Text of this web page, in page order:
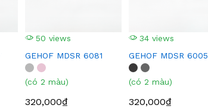
50 views
GEHOF MDSR 6081
(có 2 màu)
320,000₫
34 views
GEHOF MDSR 6005
(có 2 màu)
320,000₫